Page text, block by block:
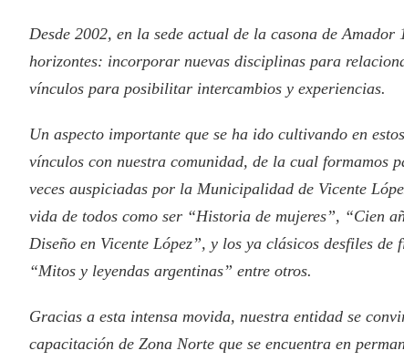
Desde 2002, en la sede actual de la casona de
horizontes: incorporar nuevas disciplinas para
vínculos para posibilitar intercambios y experiencias.
Un aspecto importante que se ha ido cultivando en
vínculos con nuestra comunidad, de la cual formamos
veces auspiciadas por la Municipalidad de Vicente
vida de todos como ser “Historia de mujeres”, “Cien
Diseño en Vicente López”, y los ya clásicos desfiles de
“Mitos y leyendas argentinas” entre otros.
Gracias a esta intensa movida, nuestra entidad se
capacitación de Zona Norte que se encuentra en